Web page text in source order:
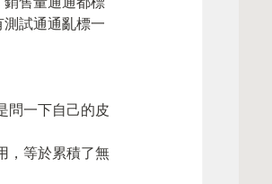
試通通亂標一
問一下自己的皮
，等於累積了無